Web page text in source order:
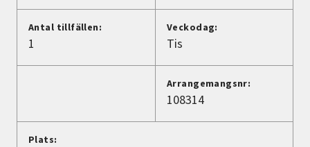
Lyssna
Antal tillfällen:
1
Veckodag:
Tis
Arrangemangsnr:
108314
Plats: